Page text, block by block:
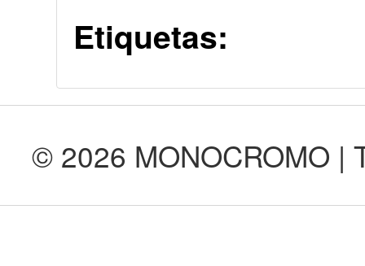
Etiquetas:
© 2026 MONOCROMO |